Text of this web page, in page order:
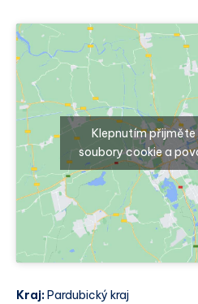
Klepnutím
soubory cookie a
Kraj: Pardubický kraj